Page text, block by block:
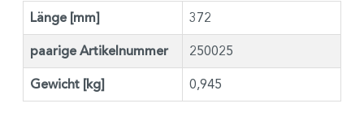
Länge [mm] 372
paarige Artikelnummer 250025
Gewicht [kg] 0,945